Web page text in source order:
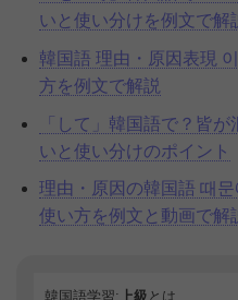
いと使い分けを例文で解
韓国語 理由・原因表現
方を例文で解説
「して」韓国語で？皆
いと使い分けのポイント
理由・原因の韓国語 때
使い方を例文と動画で解
韓国語学習: 上級 とは